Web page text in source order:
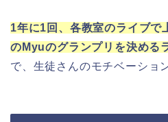
1年に1回、各教室のライブで
のMyuのグランプリを決める
で、生徒さんのモチベーショ